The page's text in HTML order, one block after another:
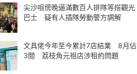
尖沙咀傍晚逼滿數百人排隊等搭觀光
巴士 疑有人插隊勞動警方調解
文具佬今年至今累計7店結業 8月佔
3間 荔枝角元祖店涉租約問題